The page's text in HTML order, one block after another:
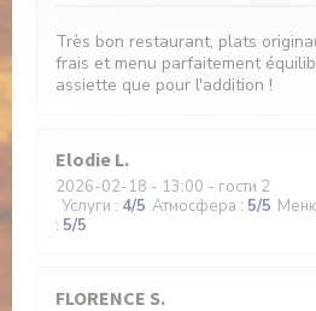
Très bon restaurant, plats
frais et menu parfaitement
assiette que pour l'addition !
Elodie L
2026-02-18 - 13:00 - гости 2
Услуги : 4/5 Атмосфера : 5/5
: 5/5
FLORENCE S